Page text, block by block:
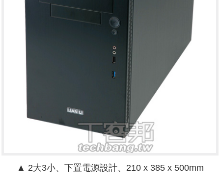
▲ 2大3小、下置電源設計、210 x 385 x 500mm